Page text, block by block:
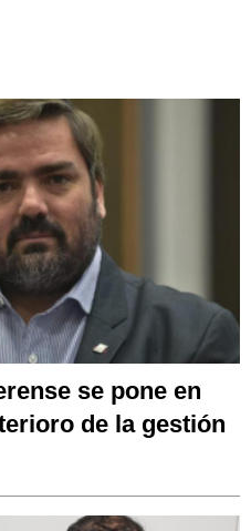
se pone en
de la gestión